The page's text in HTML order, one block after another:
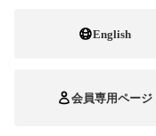
English
会員専用ページ